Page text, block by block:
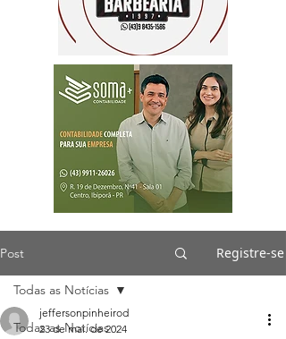
Post Registre-se
Todas as Notícias
Todas as Notícias
jeffersonpinheirod
23 de mai. de 2024